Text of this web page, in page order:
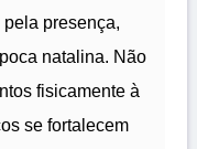
presença,
natalina. Não
fisicamente à
se fortalecem